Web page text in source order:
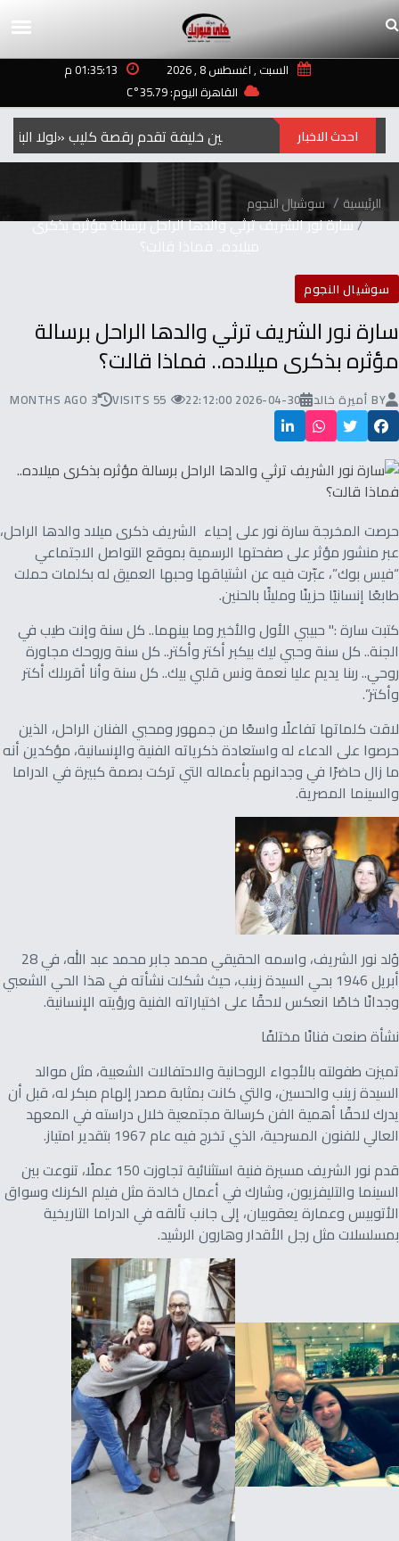
السبت , اغسطس 8 , 2026
01:35:13 م
القاهرة اليوم: 35.79°C
لجين خليفة تقدم رقصة كليب «لولا احدث الاخبار
الرئيسية سوشيال النجوم
سارة نور الشريف ترثي والدها الراحل برسالة مؤثره بذكرى
ميلاده.. فماذا قالت؟
سوشيال النجوم
سارة نور الشريف ترثي والدها الراحل برسالة
مؤثره بذكرى ميلاده.. فماذا قالت؟
BY أميرة خالد 2026-04-30 22:12:00
55 VISITS
3 MONTHS AGO
حرصت المخرجة سارة نور على إحياء الشريف ذكرى ميلاد والدها الراحل،
عبر منشور مؤثر على صفحتها الرسمية بموقع التواصل الاجتماعي
“فيس بوك”، عبّرت فيه عن اشتياقها وحبها العميق له بكلمات حملت
طابعًا إنسانيًا حزينًا ومليئًا بالحنين.
كتبت سارة :" حبيبي الأول والأخير وما بينهما.. كل سنة وإنت طيب في
الجنة.. كل سنة وحبي ليك بيكبر أكتر وأكتر.. كل سنة وروحك مجاورة
روحي.. ربنا يديم عليا نعمة ونس قلبي بيك.. كل سنة وأنا أقربلك أكتر
وأكتر”.
لاقت كلماتها تفاعلًا واسعًا من جمهور ومحبي الفنان الراحل، الذين
حرصوا على الدعاء له واستعادة ذكرياته الفنية والإنسانية، مؤكدين أنه
ما زال حاضرًا في وجدانهم بأعماله التي تركت بصمة كبيرة في الدراما
والسينما المصرية.
وُلد نور الشريف، واسمه الحقيقي محمد جابر محمد عبد الله، في 28
أبريل 1946 بحي السيدة زينب، حيث شكلت نشأته في هذا الحي الشعبي
وجدانًا خاصًا انعكس لاحقًا على اختياراته الفنية ورؤيته الإنسانية.
نشأة صنعت فنانًا مختلفًا
تميزت طفولته بالأجواء الروحانية والاحتفالات الشعبية، مثل موالد
السيدة زينب والحسين، والتي كانت بمثابة مصدر إلهام مبكر له، قبل أن
يدرك لاحقًا أهمية الفن كرسالة مجتمعية خلال دراسته في المعهد
العالي للفنون المسرحية، الذي تخرج فيه عام 1967 بتقدير امتياز.
قدم نور الشريف مسيرة فنية استثنائية تجاوزت 150 عملًا، تنوعت بين
السينما والتليفزيون، وشارك في أعمال خالدة مثل فيلم الكرنك وسواق
الأتوبيس وعمارة يعقوبيان، إلى جانب تألقه في الدراما التاريخية
بمسلسلات مثل رجل الأقدار وهارون الرشيد.